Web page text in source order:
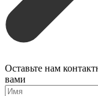
Оставьте нам
вами